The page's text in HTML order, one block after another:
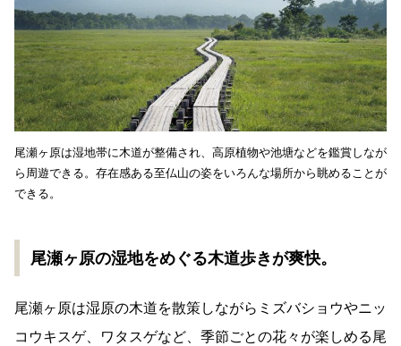
尾瀬ヶ原は湿地帯に木道が整備され、高原植物や池塘などを鑑賞しなが
ら周遊できる。存在感ある至仏山の姿をいろんな場所から眺めることが
できる。
尾瀬ヶ原の湿地をめぐる木道歩きが爽快。
尾瀬ヶ原は湿原の木道を散策しながらミズバショウやニッ
コウキスゲ、ワタスゲなど、季節ごとの花々が楽しめる尾